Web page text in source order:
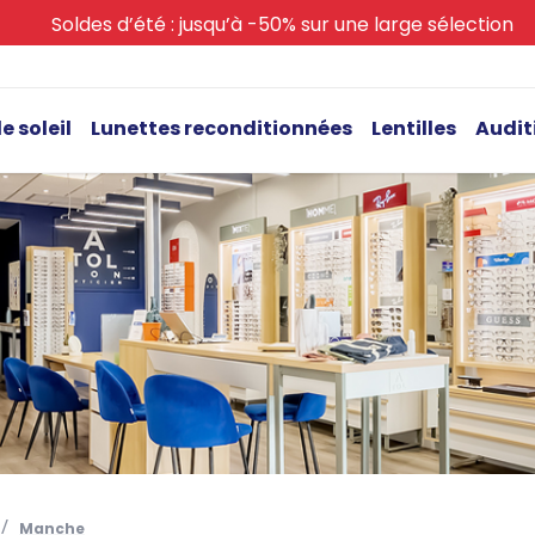
Soldes d’été : jusqu’à -50% sur une large sélection
soleil Lunettes reconditionnées Lentilles
Manche